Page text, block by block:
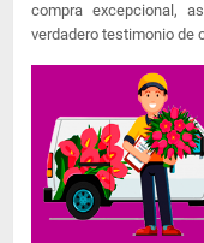
compra excepcional,
verdadero testimonio de